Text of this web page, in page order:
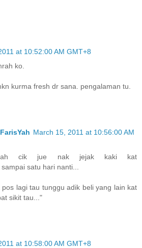
at 10:52:00 AM GMT+8
ko.
kurma fresh dr sana. pengalaman tu.
March 15, 2011 at 10:56:00 AM
cik jue nak jejak kaki kat
satu hari nanti...
lagi tau tunggu adik beli yang lain kat
sikit tau..."
at 10:58:00 AM GMT+8